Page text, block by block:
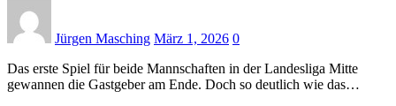
Jürgen Masching März 1, 2026 0
Das erste Spiel für beide Mannschaften in der Landesliga Mitte
gewannen die Gastgeber am Ende. Doch so deutlich wie das…